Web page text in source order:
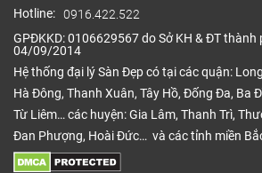
Hotline: 0916.422.522
GPĐKKD: 0106629567 do Sở KH & ĐT thành
04/09/2014
Hệ thống đại lý Sàn Đẹp có tại các quận:
Hà Đông, Thanh Xuân, Tây Hồ, Đống Đa, Ba
Từ Liêm… các huyện: Gia Lâm, Thanh Trì,
Đan Phượng, Hoài Đức… và các tỉnh miền